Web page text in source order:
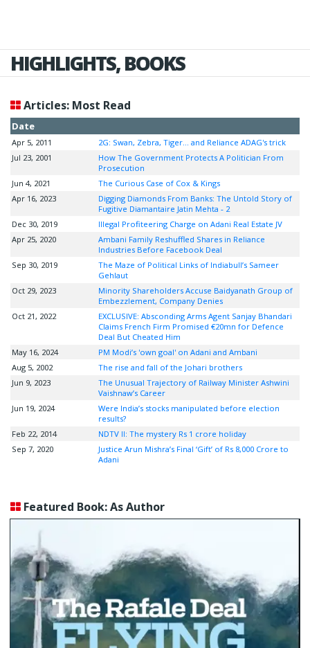
HIGHLIGHTS, BOOKS
Articles: Most Read
Date
Apr 5, 2011
2G: Swan, Zebra, Tiger... and Reliance ADAG's trick
Jul 23, 2001
How The Government Protects A Politician From
Prosecution
Jun 4, 2021
The Curious Case of Cox & Kings
Apr 16, 2023
Digging Diamonds From Banks: The Untold Story of
Fugitive Diamantaire Jatin Mehta - 2
Dec 30, 2019
Illegal Profiteering Charge on Adani Real Estate JV
Apr 25, 2020
Ambani Family Reshuffled Shares in Reliance
Industries Before Facebook Deal
Sep 30, 2019
The Maze of Political Links of Indiabull’s Sameer
Gehlaut
Oct 29, 2023
Minority Shareholders Accuse Baidyanath Group of
Embezzlement, Company Denies
Oct 21, 2022
EXCLUSIVE: Absconding Arms Agent Sanjay Bhandari
Claims French Firm Promised €20mn for Defence
Deal But Cheated Him
May 16, 2024
PM Modi’s 'own goal' on Adani and Ambani
Aug 5, 2002
The rise and fall of the Johari brothers
Jun 9, 2023
The Unusual Trajectory of Railway Minister Ashwini
Vaishnaw’s Career
Jun 19, 2024
Were India’s stocks manipulated before election
results?
Feb 22, 2014
NDTV II: The mystery Rs 1 crore holiday
Sep 7, 2020
Justice Arun Mishra’s Final ‘Gift’ of Rs 8,000 Crore to
Adani
Featured Book: As Author